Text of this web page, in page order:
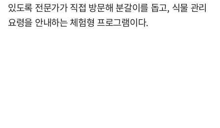
있도록 전문가가 직접 방문해 분갈이를 돕고, 식물 관리
요령을 안내하는 체험형 프로그램이다.